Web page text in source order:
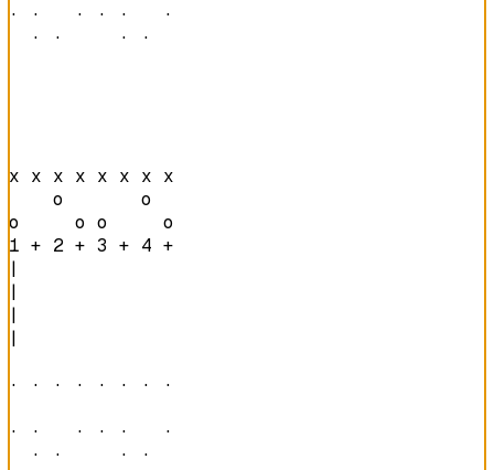
· ·   · · ·   ·
  · ·     · ·
x x x x x x x x
    o       o
o     o o     o
1 + 2 + 3 + 4 +
|
|
|
|
· · · · · · · ·
· ·   · · ·   ·
  · ·     · ·